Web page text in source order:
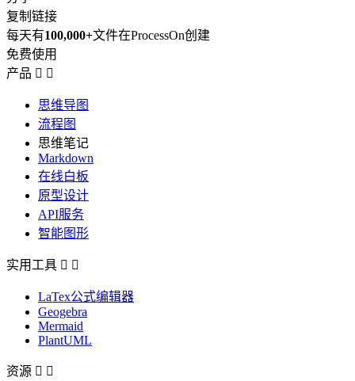
复制链接
每天有100,000+文件在ProcessOn创建
免费使用
产品  
思维导图
流程图
思维笔记
Markdown
在线白板
原型设计
API服务
智能图形
实用工具  
LaTex公式编辑器
Geogebra
Mermaid
PlantUML
资源  